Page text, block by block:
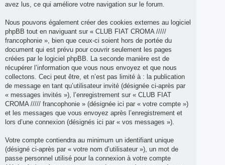
avez lus, ce qui améliore votre navigation sur le forum.
Nous pouvons également créer des cookies externes au logiciel
phpBB tout en naviguant sur « CLUB FIAT CROMA /////
francophonie », bien que ceux-ci soient hors de portée du
document qui est prévu pour couvrir seulement les pages
créées par le logiciel phpBB. La seconde manière est de
récupérer l’information que vous nous envoyez et que nous
collectons. Ceci peut être, et n’est pas limité à : la publication
de message en tant qu’utilisateur invité (désignée ci-après par
« messages invités »), l’enregistrement sur « CLUB FIAT
CROMA ///// francophonie » (désignée ici par « votre compte »)
et les messages que vous envoyez après l’enregistrement et
lors d’une connexion (désignés ici par « vos messages »).
Votre compte contiendra au minimum un identifiant unique
(désigné ci-après par « votre nom d’utilisateur »), un mot de
passe personnel utilisé pour la connexion à votre compte